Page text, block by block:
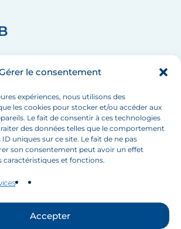
le consentement
expériences, nous utilisons des
les cookies pour stocker et/ou accéder aux
Le fait de consentir à ces technologies
des données telles que le comportement
uniques sur ce site. Le fait de ne pas
son consentement peut avoir un effet
caractéristiques et fonctions.
Accepter
(1) 44 90 88 60
news.org
nous
Contactez-nous